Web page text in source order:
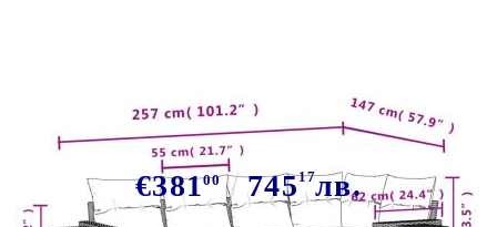
полиратан
€38100 74517лв.